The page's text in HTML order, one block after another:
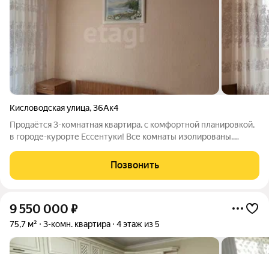
Кисловодская улица,36Ак4
Продаётся 3-комнатная квартира, с комфортной планировкой,
в городе-курорте Ессентуки! Все комнаты изолированы.
санузел, подвал, кладовое помещение. Вся инфраструктура в
шаговой доступности:
Позвонить
9 550 000 ₽
75,7 м² 3-комн. квартира 4 этаж из 5